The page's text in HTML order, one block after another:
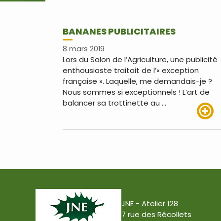
BANANES PUBLICITAIRES
8 mars 2019
Lors du Salon de l’Agriculture, une publicité
enthousiaste traitait de l’« exception
française ». Laquelle, me demandais-je ?
Nous sommes si exceptionnels ! L’art de
balancer sa trottinette au …
JNE - Atelier 128
7 rue des Récollets